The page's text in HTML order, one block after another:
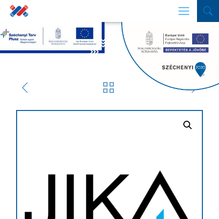
Termékek SZŰRŐ